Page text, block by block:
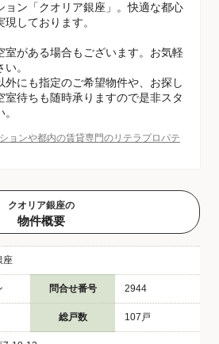
ョン「クオリア銀座」。快適な都心
しております。
がある場合もございます。お気軽
。
にも指定のご希望物件や、お探し
室待ちも随時承りますので是非スタ
ョンや都内の賃貸専門のリテラプロパテ
クオリア銀座の
物件概要
座
問合せ番号 2944
総戸数 107戸